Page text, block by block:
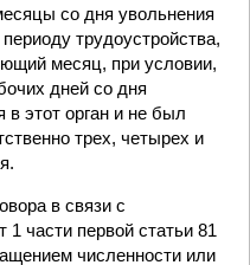
со дня увольнения
трудоустройства,
месяц, при условии,
дней со дня
в этот орган и не был
трех, четырех и
в связи с
1 части первой статьи 81
численности или